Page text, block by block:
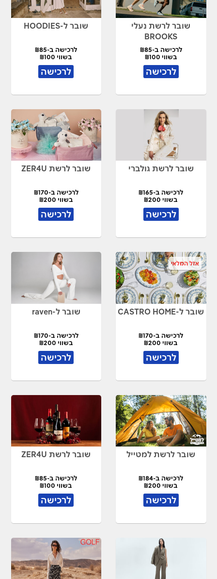
שובר לרשת נעלי
BROOKS
לרכישה ב-₪85
בשווי ₪100
לרכישה
שובר ל-HOODIES
לרכישה ב-₪85
בשווי ₪100
לרכישה
שובר לרשת גולברי
לרכישה ב-₪165
בשווי ₪200
לרכישה
שובר לרשת ZER4U
לרכישה ב-₪170
בשווי ₪200
לרכישה
שובר ל-CASTRO HOME
לרכישה ב-₪170
בשווי ₪200
לרכישה
אזל המלאי
שובר ל-raven
לרכישה ב-₪170
בשווי ₪200
לרכישה
שובר לרשת למטייל
לרכישה ב-₪184
בשווי ₪200
לרכישה
שובר לרשת ZER4U
לרכישה ב-₪85
בשווי ₪100
לרכישה